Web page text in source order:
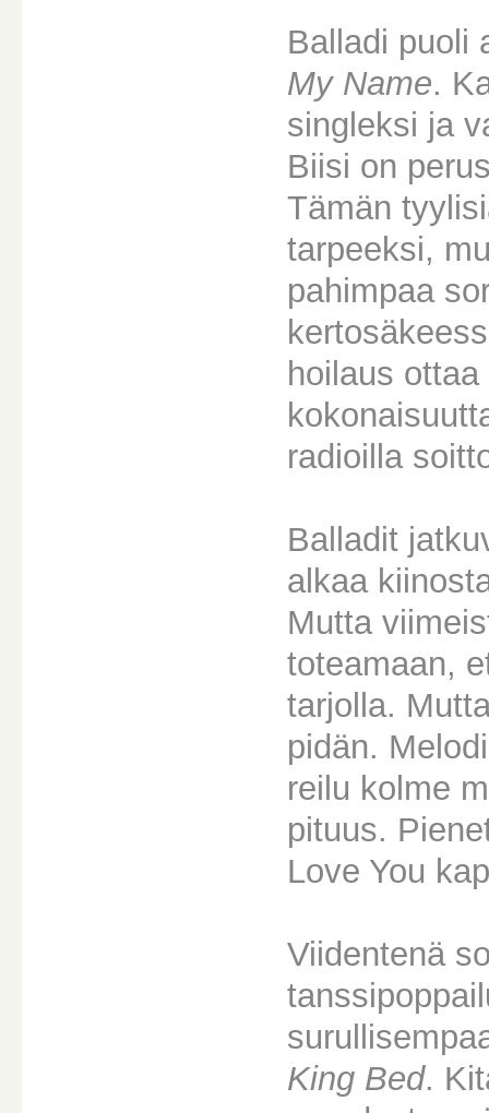
Balladi puoli
My Name.
singleksi ja
Biisi on
Tämän
tarpeeksi,
pahimpaa
hoilaus
radioilla
Balladit
alkaa
Mutta
toteamaan,
tarjolla.
pidän.
reilu kolme
pituus.
Love You
Viidentenä
King Bed.